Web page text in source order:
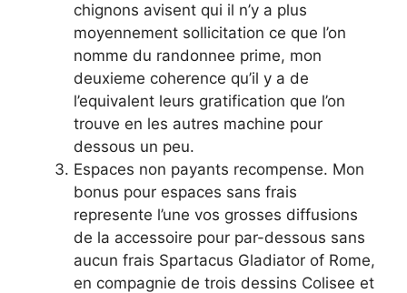
chignons avisent qui il n’y a plus
moyennement sollicitation ce que l’on
nomme du randonnee prime, mon
deuxieme coherence qu’il y a de
l’equivalent leurs gratification que l’on
trouve en les autres machine pour
dessous un peu.
Espaces non payants recompense. Mon
bonus pour espaces sans frais
represente l’une vos grosses diffusions
de la accessoire pour par-dessous sans
aucun frais Spartacus Gladiator of Rome,
en compagnie de trois dessins Colisee et